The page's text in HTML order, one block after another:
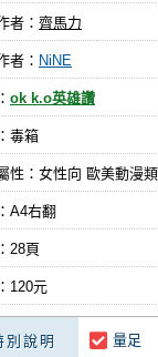
者： 齊馬力
者： NiNE
ok k.o英雄讚
毒箱
性：女性向 歐美動漫
A4右翻
28頁
120元
別說明 量足